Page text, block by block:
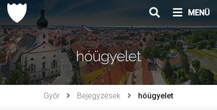
Ugrás
tartalomhoz
MENÜ
hóügyelet
Győr Bejegyzések hóügyelet